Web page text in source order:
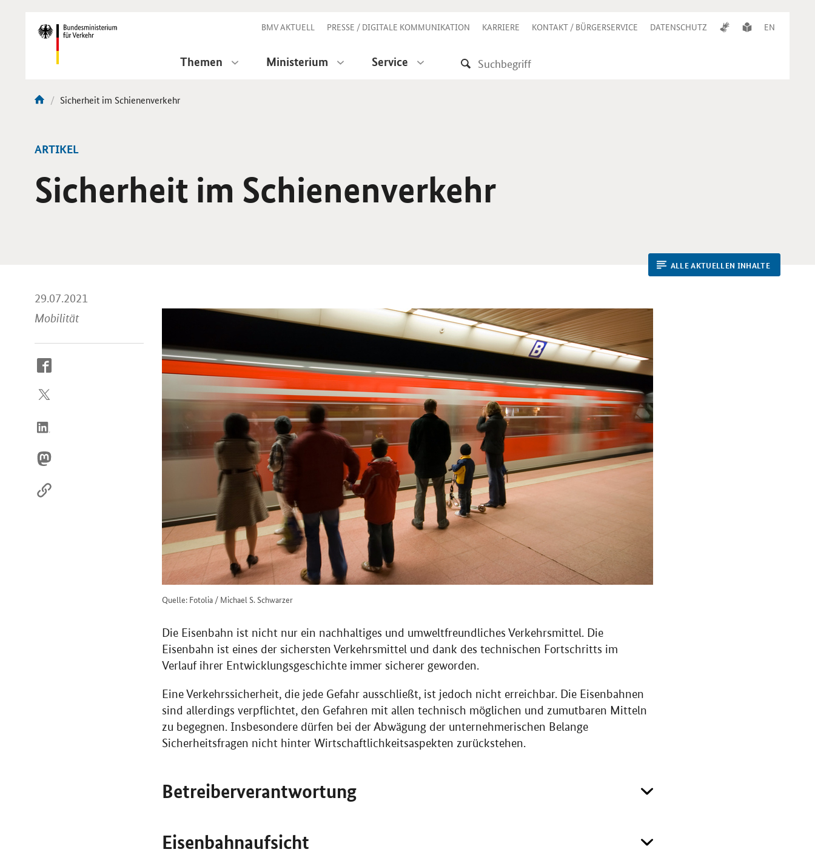
Navigation BMV AKTUELL PRESSE / DIGITALE KOMMUNIKATION KARRIERE KONTAKT / BÜRGERSERVICE DATENSCHUTZ EN
Themen Ministerium Service
Aktuelle
Sicherheit im Schienenverkehr
ARTIKEL
Sicherheit im Schienenverkehr
ALLE AKTUELLEN INHALTE
29.07.2021
Mobilität
So
Sie
Internet
Quelle: Fotolia / Michael S. Schwarzer
Die Eisenbahn ist nicht nur ein nachhaltiges und umweltfreundliches Verkehrsmittel. Die
Eisenbahn ist eines der sichersten Verkehrsmittel und dank des technischen Fortschritts im
Verlauf ihrer Entwicklungsgeschichte immer sicherer geworden.
Eine Verkehrssicherheit, die jede Gefahr ausschließt, ist jedoch nicht erreichbar. Die Eisenbahnen
sind allerdings verpflichtet, den Gefahren mit allen technisch möglichen und zumutbaren Mitteln
zu begegnen. Insbesondere dürfen bei der Abwägung der unternehmerischen Belange
Sicherheitsfragen nicht hinter Wirtschaftlichkeitsaspekten zurückstehen.
Betreiberverantwortung
Eisenbahnaufsicht